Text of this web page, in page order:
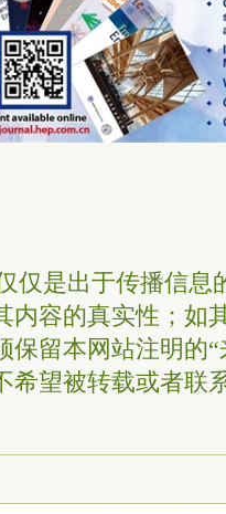
仅是出于传播信息
内容的真实性；如
保留本网站注明的
希望被转载或者联